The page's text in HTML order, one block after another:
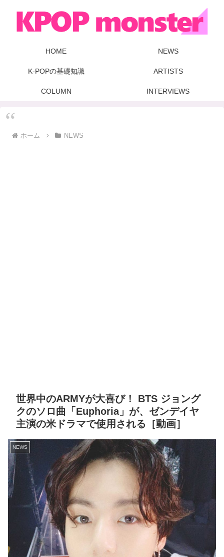
HOME NEWS
K-POPの基礎知識 ARTISTS
COLUMN INTERVIEWS
ホーム NEWS
世界中のARMYが大喜び！ BTS ジョング
クのソロ曲「Euphoria」が、ゼンデイヤ
主演の米ドラマで使用される［動画］
NEWS